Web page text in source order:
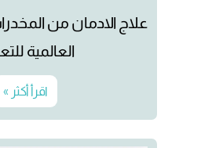
علاج الادمان من
العالمية
اقرأ أكثر »